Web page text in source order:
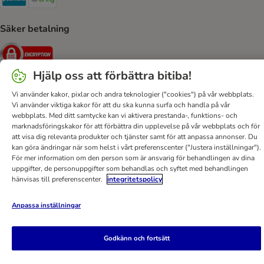
Säker betalning
Security
Hjälp Kontakt Villkor Om företaget
DSA
Sekretesspolicy & Dataskydd
Fraktkostnad & leveranstid
Betalningssätt
Ångerblankett Tillgänglighetspolicy
bitiba GmbH 2026
Hjälp oss att förbättra bitiba!
Vi använder kakor, pixlar och andra teknologier ("cookies") på vår webbplats.
Vi använder viktiga kakor för att du ska kunna surfa och handla på vår
webbplats. Med ditt samtycke kan vi aktivera prestanda-, funktions- och
marknadsföringskakor för att förbättra din upplevelse på vår webbplats och för
att visa dig relevanta produkter och tjänster samt för att anpassa annonser. Du
kan göra ändringar när som helst i vårt preferenscenter ("Justera inställningar").
För mer information om den person som är ansvarig för behandlingen av dina
uppgifter, de personuppgifter som behandlas och syftet med behandlingen
hänvisas till preferenscenter. integritetspolicy
Anpassa inställningar
Godkänn och fortsätt